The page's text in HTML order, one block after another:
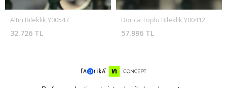
Altın Bileklik Y00547
32.726 TL
Dorica Toplu Bileklik Y00412
57.996 TL